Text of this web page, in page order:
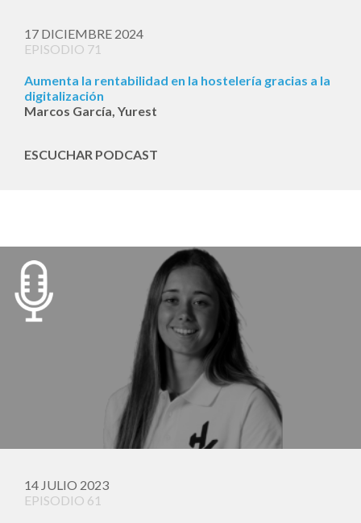
17 DICIEMBRE 2024
EPISODIO 71
Aumenta la rentabilidad en la hostelería gracias a la
digitalización
Marcos García, Yurest
ESCUCHAR PODCAST
14 JULIO 2023
EPISODIO 61